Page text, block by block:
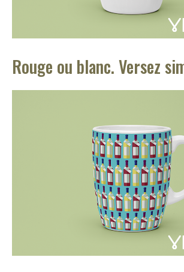
Rouge ou blanc. Versez